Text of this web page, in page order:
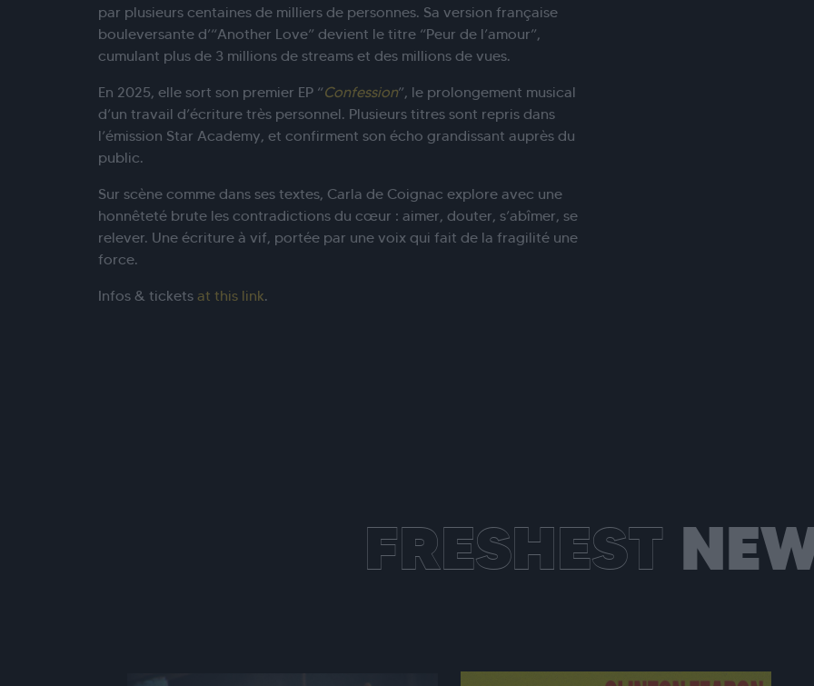
par plusieurs centaines de milliers de personnes. Sa version française
bouleversante d’“Another Love” devient le titre “Peur de l’amour”,
cumulant plus de 3 millions de streams et des millions de vues.
En 2025, elle sort son premier EP “Confession”, le prolongement musical
d’un travail d’écriture très personnel. Plusieurs titres sont repris dans
l’émission Star Academy, et confirment son écho grandissant auprès du
public.
Sur scène comme dans ses textes, Carla de Coignac explore avec une
honnêteté brute les contradictions du cœur : aimer, douter, s’abîmer, se
relever. Une écriture à vif, portée par une voix qui fait de la fragilité une
force.
Infos & tickets at this link.
FRESHEST